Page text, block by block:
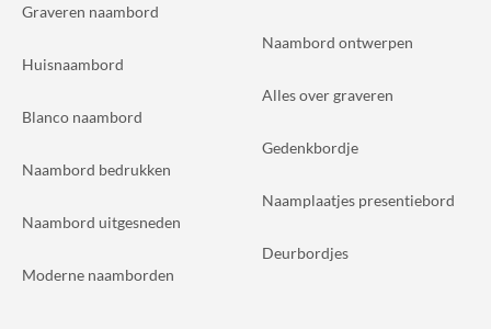
Graveren naambord
Huisnaambord
Blanco naambord
Naambord bedrukken
Naambord uitgesneden
Moderne naamborden
Naambord ontwerpen
Alles over graveren
Gedenkbordje
Naamplaatjes presentiebord
Deurbordjes